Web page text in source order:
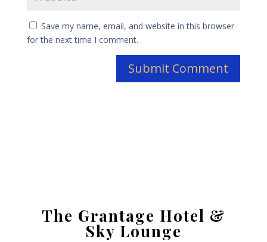
Save my name, email, and website in this browser
for the next time I comment.
The Grantage Hotel &
Sky Lounge